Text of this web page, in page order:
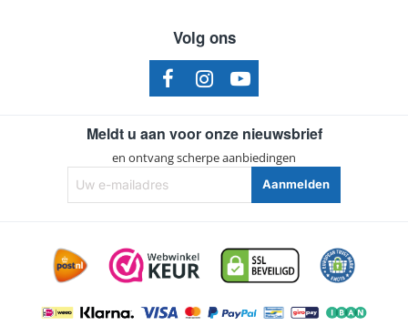
Volg ons
Meldt u aan voor onze nieuwsbrief
en ontvang scherpe aanbiedingen
e-
mailadres
Aanmelden